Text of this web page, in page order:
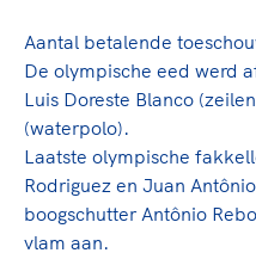
voor Sifan Hassan,
Groot en het
genieten van de
de halve marathon van
hockeywedstrijd van je
Lees verder
Samen voor een
sportomgeving
Voor welk gedrag staat
langs de lijn, in de
En wat mag vooral
hier richting aan en is
ontwikkelprogramma
binnen TeamNL
bestuurders,
toekomstig kader.
Lees verder
Aantal betalende
De olympische eed werd
Luis Doreste Blanco
(waterpolo).
Laatste olympische
Rodriguez en Juan
boogschutter Antônio
vlam aan.